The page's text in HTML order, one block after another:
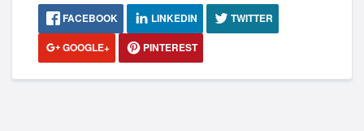
FACEBOOK LINKEDIN
TWITTER
GOOGLE+
PINTEREST